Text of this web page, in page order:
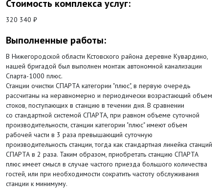
Стоимость комплекса услуг:
320 340 ₽
Выполненные работы:
В Нижегородской области Кстовского района деревне Кувардино,
нашей бригадой был выполнен монтаж автономной канализации
Спарта-1000 плюс.
Станции очистки СПАРТА категории "плюс", в первую очередь
рассчитаны на неравномерно и периодически возрастающий объем
стоков, поступающих в станцию в течении дня. В сравнении
со стандартной системой СПАРТА, при равном объеме суточной
производительности, станции категории "плюс" имеют объем
рабочей части в 3 раза превышающий суточную
производительность станции, тогда как стандартная линейка станций
СПАРТА в 2 раза. Таким образом, приобретать станцию СПАРТА
плюс имеет смысл в случае частого приезда большого количества
гостей, или при необходимости сократить частоту обслуживания
станции к минимуму.